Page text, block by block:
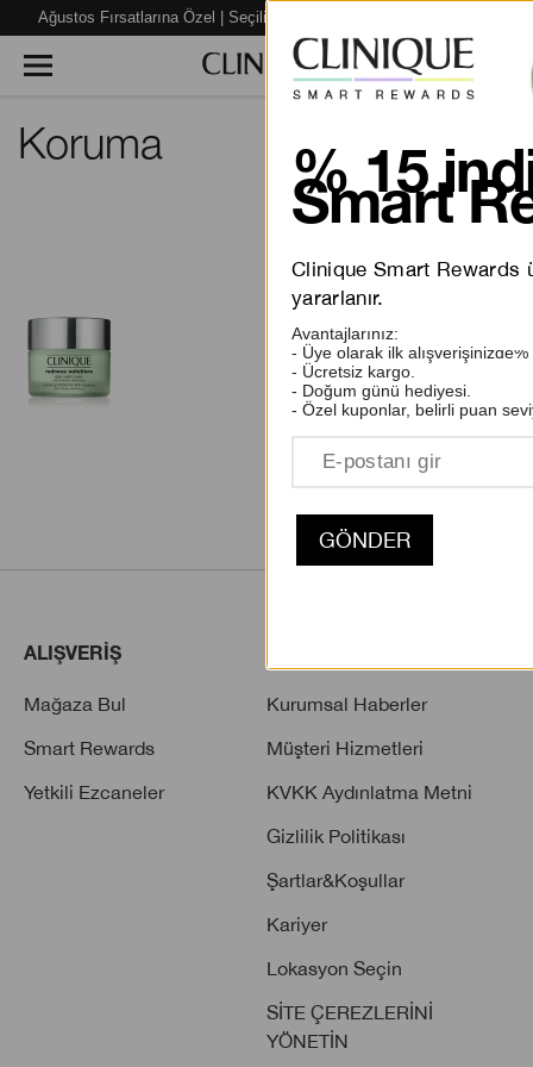
Ağustos Fırsatlarına Özel | Seçili Ürünlerde %40’a varan İNDİRİM!
Koruma
View
Redness Kızarıklık Karşıtı
Çözüm Serisi Günlük
Rahatlatıcı Krem
4300.00 TL
SEPETE EKLE
ALIŞVERİŞ
Mağaza Bul
Smart Rewards
Yetkili Ezcaneler
Kurumsal Haberler
Müşteri Hizmetleri
KVKK Aydınlatma Metni
Gizlilik Politikası
Şartlar&Koşullar
Kariyer
Lokasyon Seçin
SİTE ÇEREZLERİNİ
YÖNETİN
% 15
Smart
Clinique Smart Rewards
yararlanır.
Avantajlarınız:
- Üye olarak ilk
- Ücretsiz kargo.
- Doğum günü hediyesi.
- Özel kuponlar, belirli puan